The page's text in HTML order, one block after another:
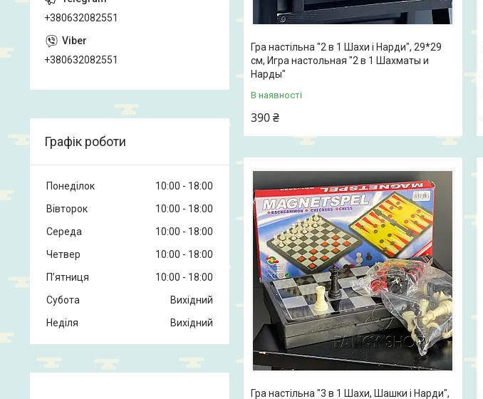
Гра настільна "2 в 1 Шахи і Нарди", 29*29
см, Игра настольная "2 в 1 Шахматы и
Нарды"
В наявності
390 ₴
Гра настільна "3 в 1 Шахи, Шашки і Нарди",
+380632082551
+380632082551
Графік роботи
Понеділок 10:00
18:00
Вівторок
10:00
18:00
Середа
10:00
18:00
Четвер
10:00
18:00
Пʼятниця
10:00
18:00
Субота
Вихідний
Неділя
Вихідний